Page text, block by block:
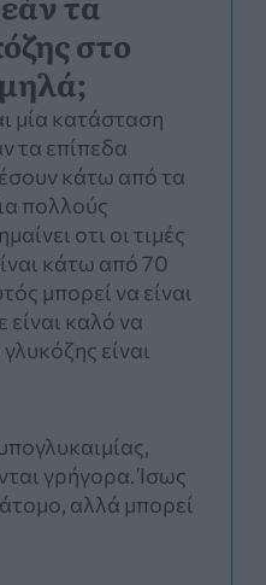
στο
μία κατάσταση
τα επίπεδα
κάτω από τα
πολλούς
οτι οι τιμές
κάτω από 70
μπορεί να είναι
καλό να
είναι
γρήγορα. Ίσως
αλλά μπορεί